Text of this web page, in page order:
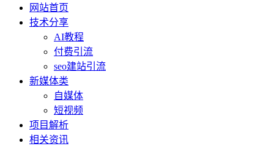
网站首页
技术分享
AI教程
付费引流
seo建站引流
新媒体类
自媒体
短视频
项目解析
相关资讯